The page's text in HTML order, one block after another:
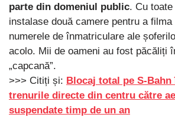
parte din domeniul public. Cu
instalase două camere pentru a
numerele de înmatriculare ale
acolo. Mii de oameni au fost păcăliți
„capcană”.
>>> Citiți și: Blocaj total pe S-Bahn
trenurile directe din centru către
suspendate timp de un an